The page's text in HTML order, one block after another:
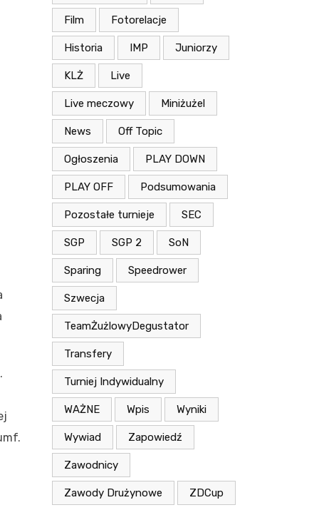
Film Fotorelacje
Historia IMP Juniorzy
KLŻ Live
Live meczowy Miniżużel
News Off Topic
Ogłoszenia PLAY DOWN
PLAY OFF Podsumowania
Pozostałe turnieje SEC
SGP SGP 2 SoN
Sparing Speedrower
Szwecja
TeamŻużlowyDegustator
Transfery
Turniej Indywidualny
WAŻNE Wpis Wyniki
Wywiad Zapowiedź
Zawodnicy
Zawody Drużynowe ZDCup